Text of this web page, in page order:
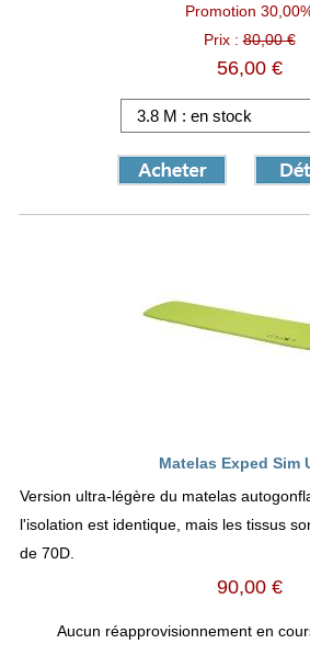
Promotion
Prix :80,00 €
56,00 €
Matelas Exped Sim
Version ultra-légère du matelas
l'isolation est identique, mais les tissus
de 70D.
90,00 €
Aucun réapprovisionnement en